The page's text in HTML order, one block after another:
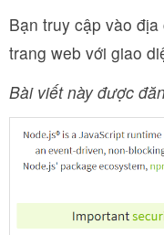
Bạn truy cập vào địa
trang web với giao
Bài viết này được